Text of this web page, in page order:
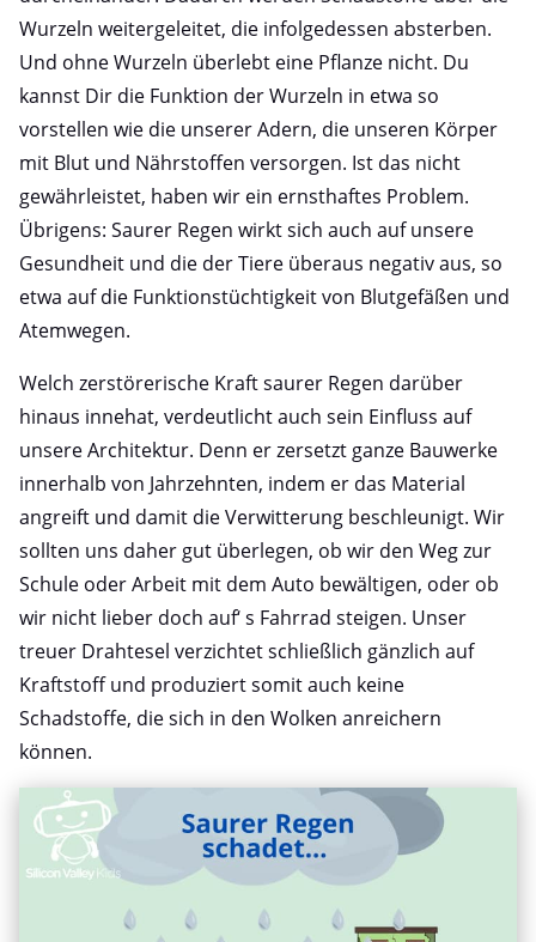
Wurzeln weitergeleitet, die infolgedessen absterben.
Und ohne Wurzeln überlebt eine Pflanze nicht. Du
kannst Dir die Funktion der Wurzeln in etwa so
vorstellen wie die unserer Adern, die unseren Körper
mit Blut und Nährstoffen versorgen. Ist das nicht
gewährleistet, haben wir ein ernsthaftes Problem.
Übrigens: Saurer Regen wirkt sich auch auf unsere
Gesundheit und die der Tiere überaus negativ aus, so
etwa auf die Funktionstüchtigkeit von Blutgefäßen und
Atemwegen.
Welch zerstörerische Kraft saurer Regen darüber
hinaus innehat, verdeutlicht auch sein Einfluss auf
unsere Architektur. Denn er zersetzt ganze Bauwerke
innerhalb von Jahrzehnten, indem er das Material
angreift und damit die Verwitterung beschleunigt. Wir
sollten uns daher gut überlegen, ob wir den Weg zur
Schule oder Arbeit mit dem Auto bewältigen, oder ob
wir nicht lieber doch auf‘ s Fahrrad steigen. Unser
treuer Drahtesel verzichtet schließlich gänzlich auf
Kraftstoff und produziert somit auch keine
Schadstoffe, die sich in den Wolken anreichern
können.